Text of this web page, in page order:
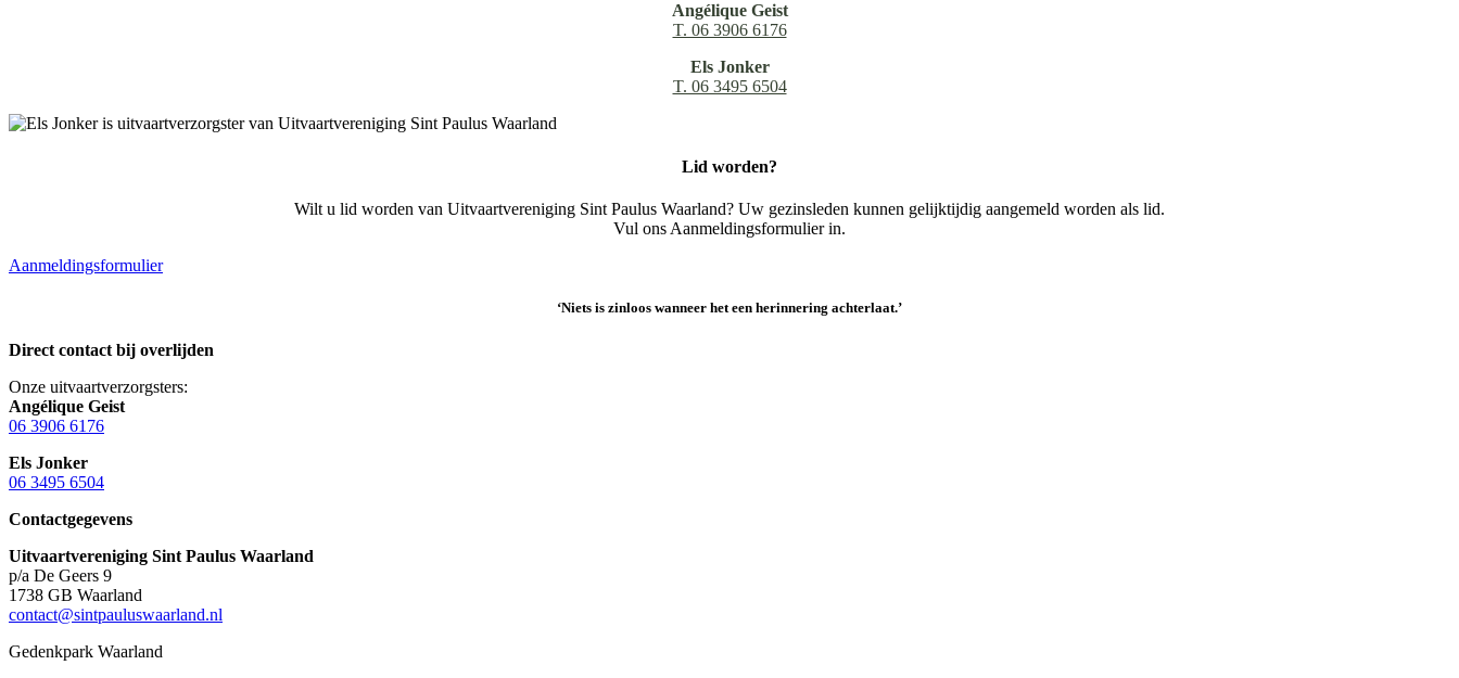
Angélique Geist
T. 06 3906 6176
Els Jonker
T. 06 3495 6504
Lid worden?
Wilt u lid worden van Uitvaartvereniging Sint Paulus Waarland? Uw gezinsleden kunnen gelijktijdig aangemeld worden als lid.
Vul ons Aanmeldingsformulier in.
Aanmeldingsformulier
‘Niets is zinloos wanneer het een herinnering achterlaat.’
Direct contact bij overlijden
Onze uitvaartverzorgsters:
Angélique Geist
06 3906 6176
Els Jonker
06 3495 6504
Contactgegevens
Uitvaartvereniging Sint Paulus Waarland
p/a De Geers 9
1738 GB Waarland
contact@sintpauluswaarland.nl
Gedenkpark Waarland